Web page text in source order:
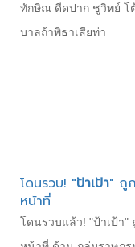
ทักษิณ ดีดปาก ชูวิทย์ โ
บาลถ้าพิธาเสียท่า
โดนรวบ! "ป้าเป้า" ถู
หน้าที่
โดนรวบแล้ว! "ป้าเป้า"